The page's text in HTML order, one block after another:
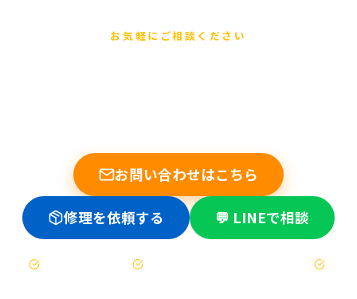
お気軽にご相談ください
お問い合わせはこちら
修理を依頼する 💬 LINEで相談